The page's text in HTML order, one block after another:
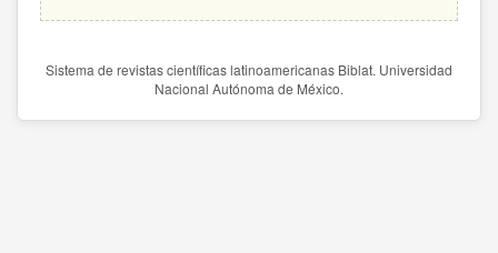
Sistema de revistas científicas latinoamericanas Biblat. Universidad
Nacional Autónoma de México.